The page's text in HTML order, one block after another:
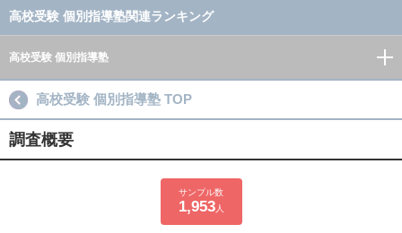
高校受験 個別指導塾関連ランキング
高校受験 個別指導塾
高校受験 個別指導塾 TOP
調査概要
サンプル数
1,953人